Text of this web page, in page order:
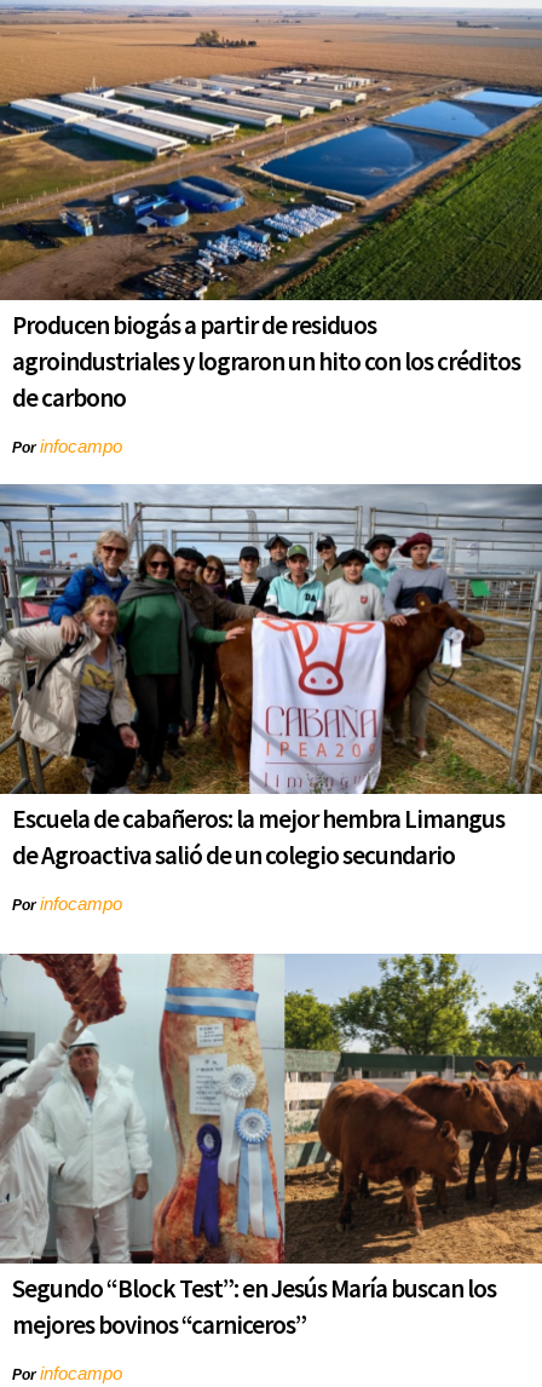
Producen biogás a partir de residuos
agroindustriales y lograron un hito con los créditos
de carbono
Porinfocampo
Escuela de cabañeros: la mejor hembra Limangus
de Agroactiva salió de un colegio secundario
Porinfocampo
Segundo “Block Test”: en Jesús María buscan los
mejores bovinos “carniceros”
Porinfocampo